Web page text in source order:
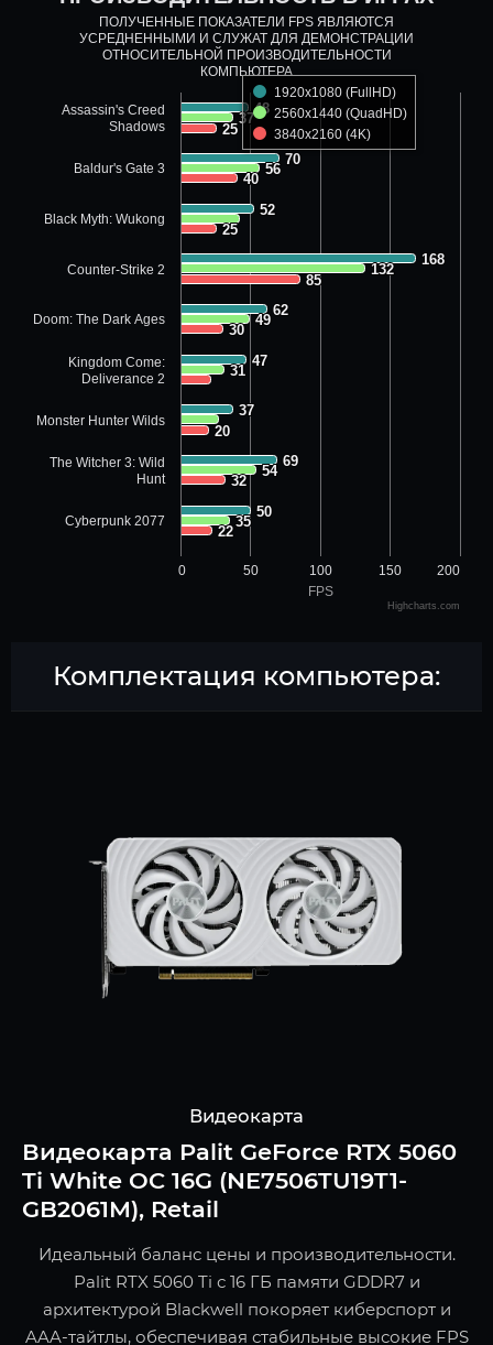
FPS
ПОЛУЧЕННЫЕ ПОКАЗАТЕЛИ FPS ЯВЛЯЮТСЯ
УСРЕДНЕННЫМИ И СЛУЖАТ ДЛЯ ДЕМОНСТРАЦИИ
ОТНОСИТЕЛЬНОЙ ПРОИЗВОДИТЕЛЬНОСТИ
КОМПЬЮТЕРА
48
48
70
70
52
52
168
168
62
62
47
47
37
37
69
69
50
50
37
37
56
56
132
132
49
49
31
31
54
54
35
35
25
25
40
40
25
25
85
85
30
30
20
20
32
32
22
22
1920x1080 (FullHD)
2560x1440 (QuadHD)
3840x2160 (4K)
0 50 100 150 200
Assassin's Creed
Shadows
Baldur's Gate 3
Black Myth: Wukong
Counter-Strike 2
Doom: The Dark Ages
Kingdom Come:
Deliverance 2
Monster Hunter Wilds
The Witcher 3: Wild
Hunt
Cyberpunk 2077
Highcharts.com
Комплектация компьютера:
Видеокарта
Видеокарта Palit GeForce RTX 5060
Ti White OC 16G (NE7506TU19T1-
GB2061M), Retail
Идеальный баланс цены и производительности.
Palit RTX 5060 Ti с 16 ГБ памяти GDDR7 и
архитектурой Blackwell покоряет киберспорт и
AAA-тайтлы, обеспечивая стабильные высокие FPS